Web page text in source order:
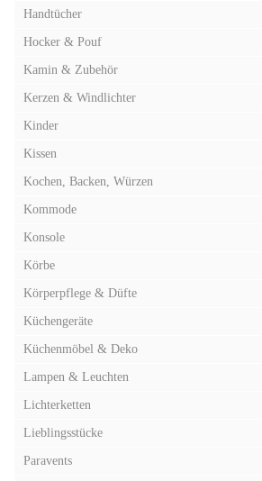
Handtücher
Hocker & Pouf
Kamin & Zubehör
Kerzen & Windlichter
Kinder
Kissen
Kochen, Backen, Würzen
Kommode
Konsole
Körbe
Körperpflege & Düfte
Küchengeräte
Küchenmöbel & Deko
Lampen & Leuchten
Lichterketten
Lieblingsstücke
Paravents